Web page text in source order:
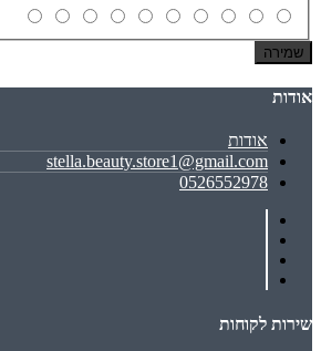
שמירה
אודות
אודות
stella.beauty.store1@gmail.com
0526552978
שירות לקוחות